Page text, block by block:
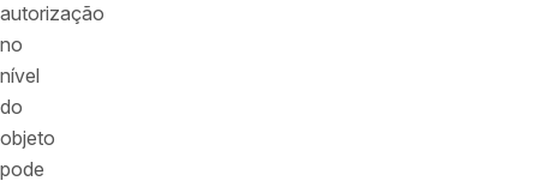
autorização
no
nível
do
objeto
pode